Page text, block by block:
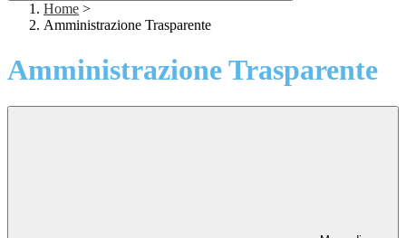
Home >
Amministrazione Trasparente
Amministrazione Trasparente